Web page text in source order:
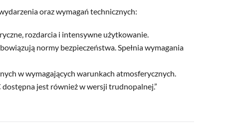
oraz wymagań technicznych:
rozdarcia i intensywne użytkowanie.
normy bezpieczeństwa. Spełnia wymagania
w wymagających warunkach atmosferycznych.
jest również w wersji trudnopalnej.”